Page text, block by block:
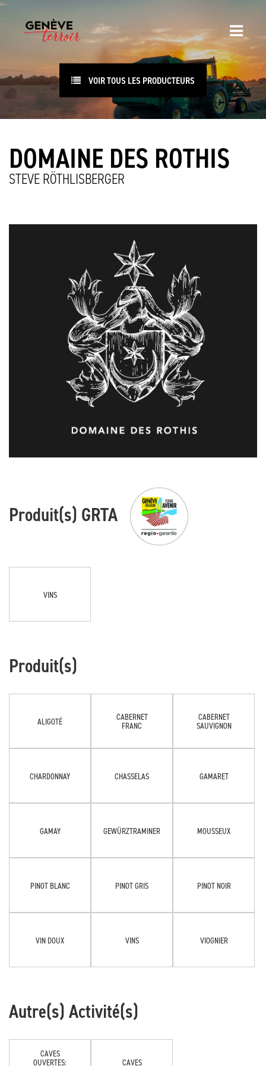
VOIR TOUS LES PRODUCTEURS
DOMAINE DES ROTHIS
STEVE RÖTHLISBERGER
Produit(s) GRTA
VINS
Produit(s)
ALIGOTÉ
CABERNET
FRANC
CABERNET
SAUVIGNON
CHARDONNAY CHASSELAS GAMARET
GAMAY GEWÜRZTRAMINER MOUSSEUX
PINOT BLANC PINOT GRIS PINOT NOIR
VIN DOUX VINS VIOGNIER
Autre(s) Activité(s)
CAVES
OUVERTES:
CAVES